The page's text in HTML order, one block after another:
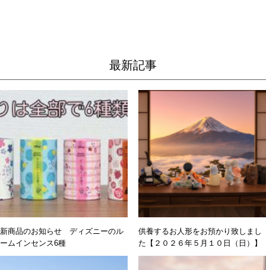
最新記事
新商品のお知らせ ディズニーのル
ームインセンス6種
供養するお人形をお預かり致しまし
た【２０２６年５月１０日（日）】